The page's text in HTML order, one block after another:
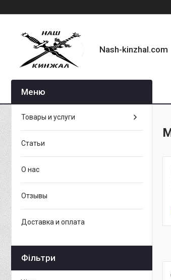
Nash-kinzhal.com
Товары и услуги
Статьи
О нас
Отзывы
Доставка и оплата
Фільтри